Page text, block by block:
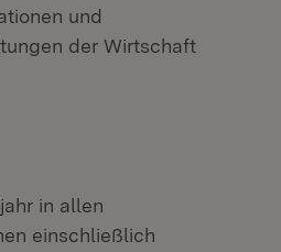
und
der Wirtschaft
in allen
einschließlich